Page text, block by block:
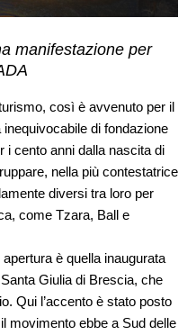
manifestazione per
così è avvenuto per il
di fondazione
i cento anni dalla nascita di
nella più contestatrice
diversi tra loro per
come Tzara, Ball e
è quella inaugurata
Giulia di Brescia, che
Qui l’accento è stato posto
movimento ebbe a Sud delle